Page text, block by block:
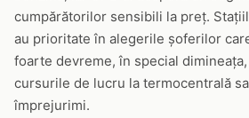
cumpărătorilor sensibili la preț.
au prioritate în alegerile șoferilor
foarte devreme, în special
cursurile de lucru la termocentrală
împrejurimi.